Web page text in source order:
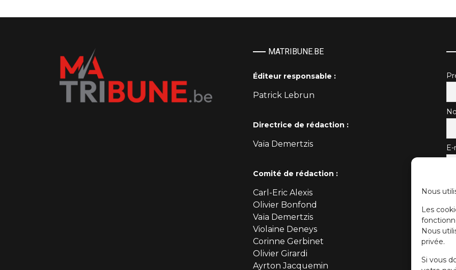
Nous
Les
Nous
privée.
Si vous
MATRIBUNE.BE
Éditeur responsable :
Patrick Lebrun
Directrice de rédaction :
Vaïa Demertzis
Comité de rédaction :
Carl-Eric Alexis
Olivier Bonfond
Vaïa Demertzis
Violaine Deneys
Corinne Gerbinet
Olivier Girardi
Ayrton Jacquemin